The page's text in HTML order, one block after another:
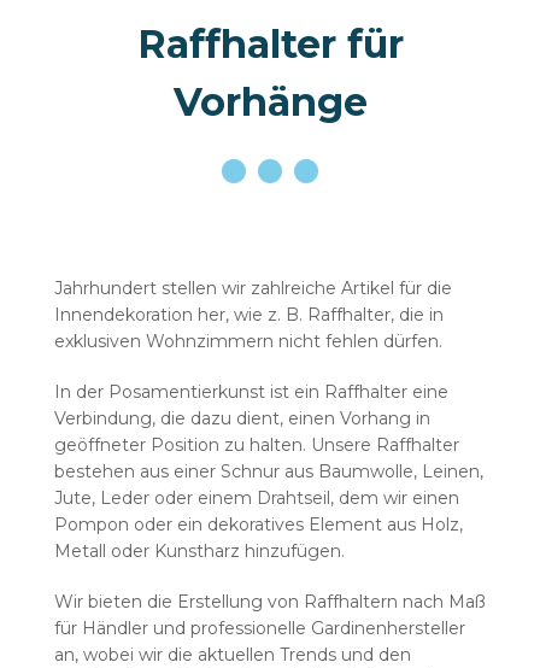
Raffhalter für
Vorhänge
Jahrhundert stellen wir zahlreiche Artikel für die
Innendekoration her, wie z. B. Raffhalter, die in
exklusiven Wohnzimmern nicht fehlen dürfen.
In der Posamentierkunst ist ein Raffhalter eine
Verbindung, die dazu dient, einen Vorhang in
geöffneter Position zu halten. Unsere Raffhalter
bestehen aus einer Schnur aus Baumwolle, Leinen,
Jute, Leder oder einem Drahtseil, dem wir einen
Pompon oder ein dekoratives Element aus Holz,
Metall oder Kunstharz hinzufügen.
Wir bieten die Erstellung von Raffhaltern nach Maß
für Händler und professionelle Gardinenhersteller
an, wobei wir die aktuellen Trends und den